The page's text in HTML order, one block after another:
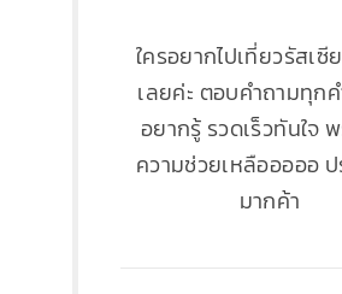
ใครอยากไปเที่ยวรัสเซี
เลยค่ะ ตอบคำถามทุก
อยากรู้​ รวดเร็วทันใจ​
ความช่วยเหลือออออ​ ป
มากค้า